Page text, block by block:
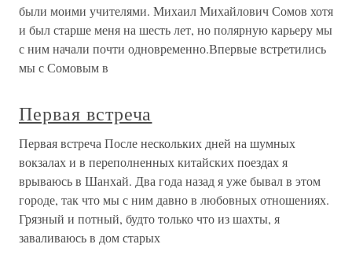
были моими учителями. Михаил Михайлович Сомов хотя
и был старше меня на шесть лет, но полярную карьеру мы
с ним начали почти одновременно.Впервые встретились
мы с Сомовым в
Первая встреча
Первая встреча После нескольких дней на шумных
вокзалах и в переполненных китайских поездах я
врываюсь в Шанхай. Два года назад я уже бывал в этом
городе, так что мы с ним давно в любовных отношениях.
Грязный и потный, будто только что из шахты, я
заваливаюсь в дом старых